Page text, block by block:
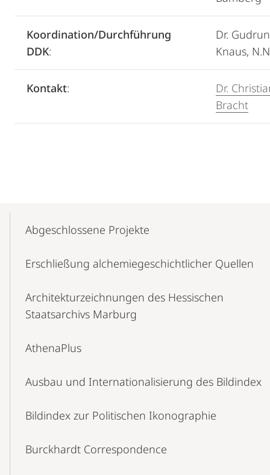
Koordination/Durchführung
DDK:
Dr. Gudrun
Knaus,
Kontakt:
Dr.
Bracht
NavigationAbgeschlossene Projekte
Erschließung alchemiegeschichtlicher Quellen
Architekturzeichnungen des Hessischen
Staatsarchivs Marburg
AthenaPlus
Ausbau und Internationalisierung des Bildindex
Bildindex zur Politischen Ikonographie
Burckhardt Correspondence